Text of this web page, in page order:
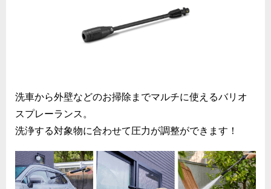
洗車から外壁などのお掃除までマルチに使えるバリオ
スプレーランス。
洗浄する対象物に合わせて圧力が調整ができます！